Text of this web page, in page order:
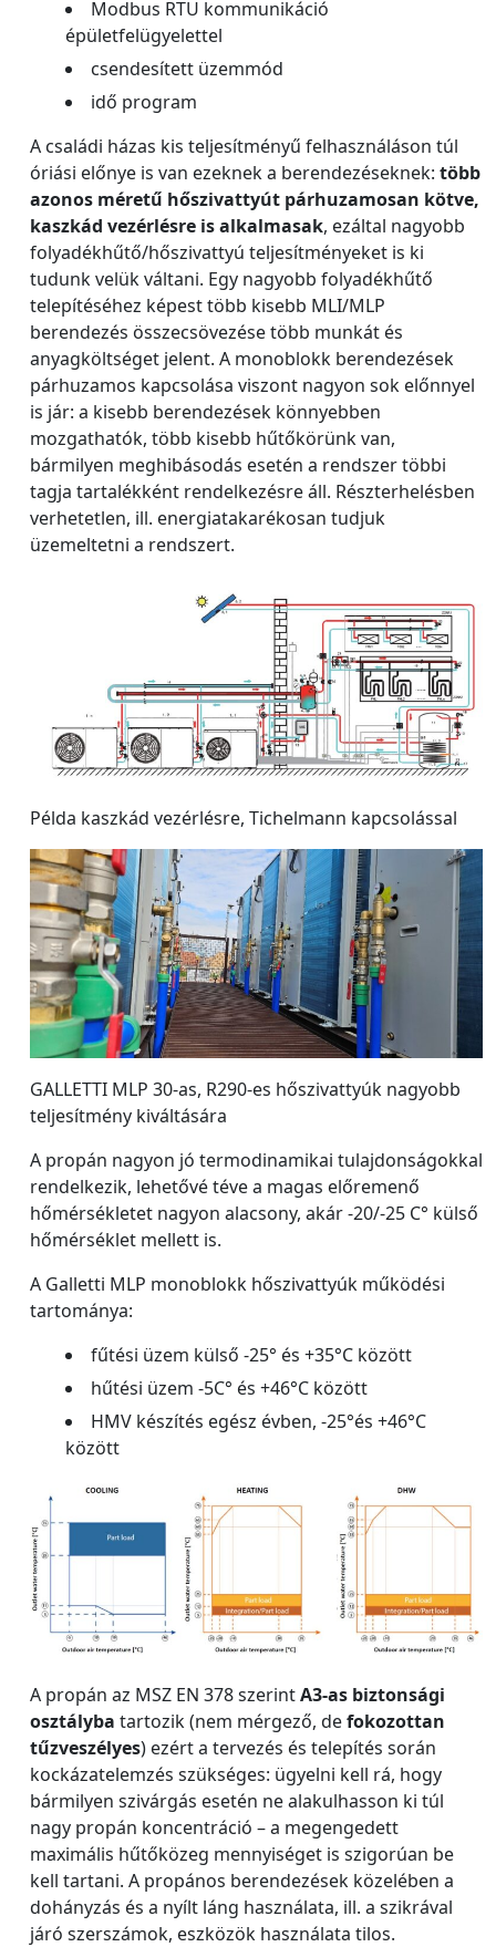
Modbus RTU kommunikáció
épületfelügyelettel
csendesített üzemmód
idő program
A családi házas kis teljesítményű felhasználáson túl
óriási előnye is van ezeknek a berendezéseknek: több
azonos méretű hőszivattyút párhuzamosan kötve,
kaszkád vezérlésre is alkalmasak, ezáltal nagyobb
folyadékhűtő/hőszivattyú teljesítményeket is ki
tudunk velük váltani. Egy nagyobb folyadékhűtő
telepítéséhez képest több kisebb MLI/MLP
berendezés összecsövezése több munkát és
anyagköltséget jelent. A monoblokk berendezések
párhuzamos kapcsolása viszont nagyon sok előnnyel
is jár: a kisebb berendezések könnyebben
mozgathatók, több kisebb hűtőkörünk van,
bármilyen meghibásodás esetén a rendszer többi
tagja tartalékként rendelkezésre áll. Részterhelésben
verhetetlen, ill. energiatakarékosan tudjuk
üzemeltetni a rendszert.
Példa kaszkád vezérlésre, Tichelmann kapcsolással
GALLETTI MLP 30-as, R290-es hőszivattyúk nagyobb
teljesítmény kiváltására
A propán nagyon jó termodinamikai tulajdonságokkal
rendelkezik, lehetővé téve a magas előremenő
hőmérsékletet nagyon alacsony, akár -20/-25 C° külső
hőmérséklet mellett is.
A Galletti MLP monoblokk hőszivattyúk működési
tartománya:
fűtési üzem külső -25° és +35°C között
hűtési üzem -5C° és +46°C között
HMV készítés egész évben, -25°és +46°C
között
A propán az MSZ EN 378 szerintA3-as biztonsági
osztályba tartozik (nem mérgező, defokozottan
tűzveszélyes) ezért a tervezés és telepítés során
kockázatelemzés szükséges: ügyelni kell rá, hogy
bármilyen szivárgás esetén ne alakulhasson ki túl
nagy propán koncentráció – a megengedett
maximális hűtőközeg mennyiséget is szigorúan be
kell tartani. A propános berendezések közelében a
dohányzás és a nyílt láng használata, ill. a szikrával
járó szerszámok, eszközök használata tilos.